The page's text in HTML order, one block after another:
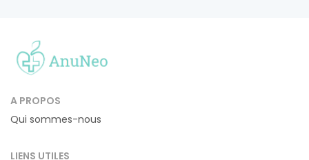
A PROPOS
Qui sommes-nous
LIENS UTILES